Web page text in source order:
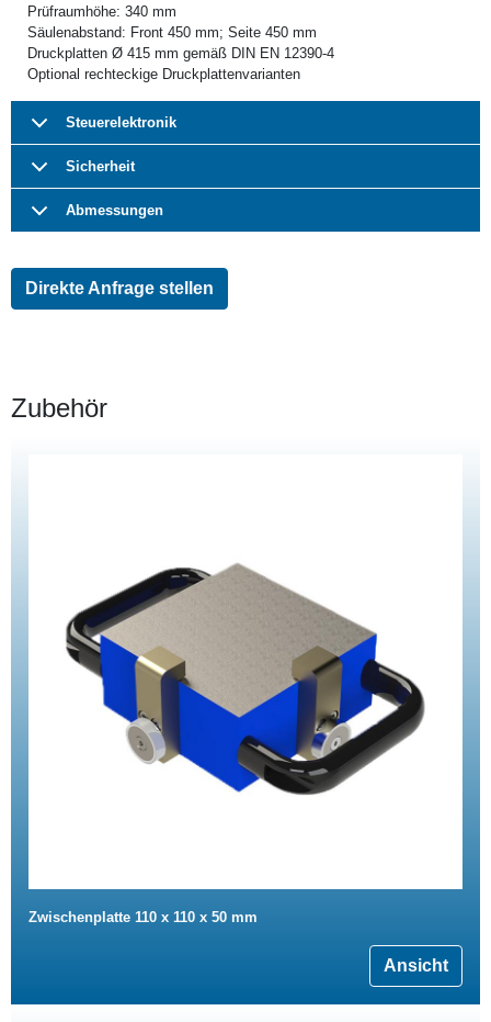
Prüfraumhöhe: 340 mm
Säulenabstand: Front 450 mm; Seite 450 mm
Druckplatten Ø 415 mm gemäß DIN EN 12390-4
Optional rechteckige Druckplattenvarianten
Steuerelektronik
Sicherheit
Abmessungen
Direkte Anfrage stellen
Zubehör
Zwischenplatte 110 x 110 x 50 mm
Ansicht